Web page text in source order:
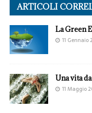
ARTICOLI
La Green
11 Gennaio
Una vita
11 Maggio